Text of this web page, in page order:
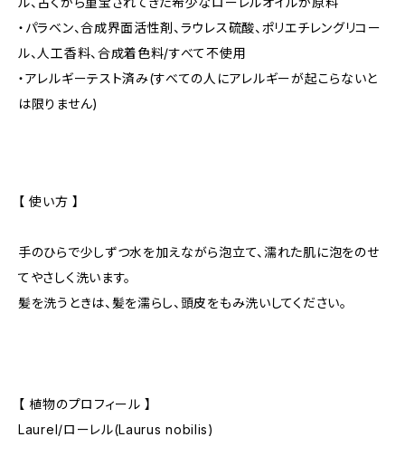
・パラベン、合成界面活性剤、ラウレス硫酸、ポリエチレングリコー
ル、人工香料、合成着色料/すべて不使用
・アレルギーテスト済み(すべての人にアレルギーが起こらないと
は限りません)
【 使い方 】
手のひらで少しずつ水を加えながら泡立て、濡れた肌に泡をのせ
てやさしく洗います。
髪を洗うときは、髪を濡らし、頭皮をもみ洗いしてください。
【 植物のプロフィール 】
Laurel/ローレル(Laurus nobilis)